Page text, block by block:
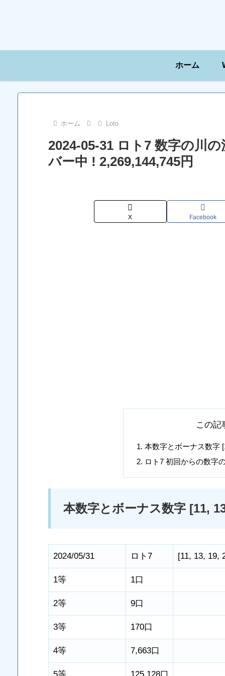
ホーム
ホーム Loto
2024-05-31 ロト7 数字の川
バー中 ! 2,269,144,745円
X Facebook
この記
本数字とボーナス数字
ロト7 初回からの数字
本数字とボーナス数字 [11,
2024/05/31 ロト7 [11, 13, 19,
1等 1口
2等 9口
3等 170口
4等 7,663口